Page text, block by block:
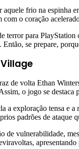
aquele frio na espinha
com o coração
terror para PlayStation
Então, se prepare,
Village
de volta Ethan
o jogo se
a exploração tensa e
padrões de ataque
de vulnerabilidade,